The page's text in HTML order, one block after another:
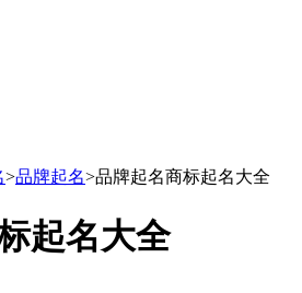
>品牌起名>品牌起名商标起名大全
起名大全